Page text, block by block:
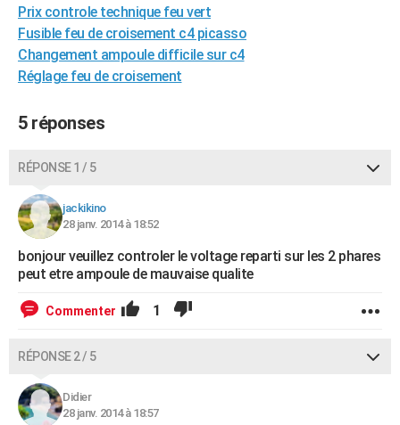
BONS PLANS
CARTE DE VOEUX
Dictionnaire
Biographies
Citations
Expressions
Proverbes
PROGRAMME TV
COPAINS D'AVANT
S'inscrire
Se connecter
Lycées
Collèges
Primaires
Universités
Entreprises
Service militaire
Avis de recherche
AVIS DE DÉCÈS
FORUM
Bricolage
Lifestyle
Culture
Sport
Auto
Television
Voyage
Cinema
Prix controle technique feu vert
Fusible feu de croisement c4 picasso
Changement ampoule difficile sur c4
Réglage feu de croisement
5 réponses
RÉPONSE 1 / 5
jackikino
28 janv. 2014 à 18:52
bonjour veuillez controler le voltage reparti sur les 2 phares
peut etre ampoule de mauvaise qualite
Commenter 1
RÉPONSE 2 / 5
Didier
28 janv. 2014 à 18:57